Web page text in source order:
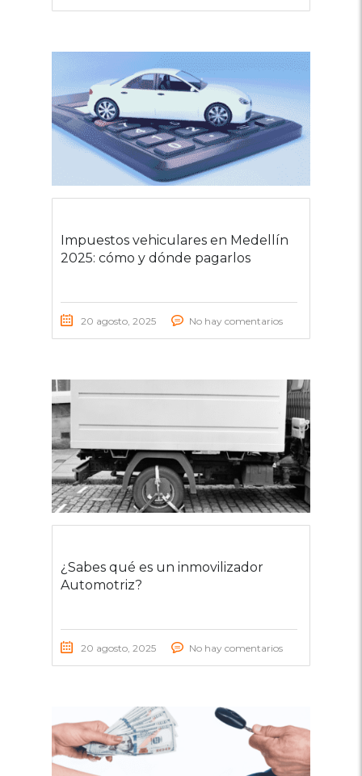
Impuestos vehiculares en Medellín
2025: cómo y dónde pagarlos
20 agosto, 2025 No hay comentarios
¿Sabes qué es un inmovilizador
Automotriz?
20 agosto, 2025 No hay comentarios